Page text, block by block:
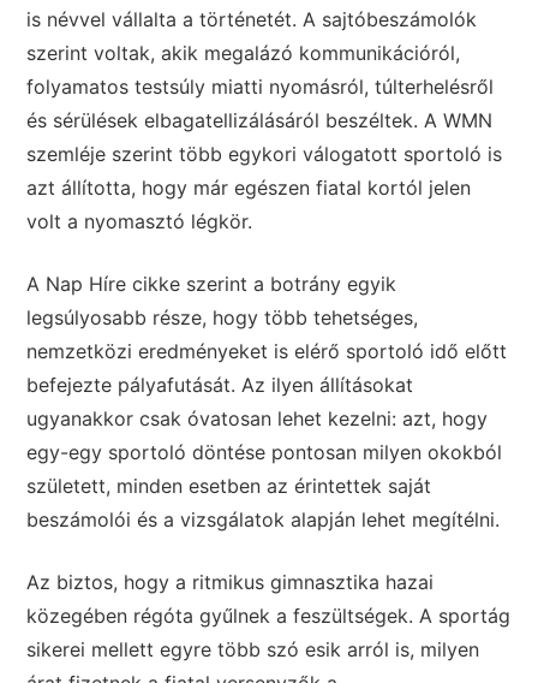
is névvel vállalta a történetét. A sajtóbeszámolók
szerint voltak, akik megalázó kommunikációról,
folyamatos testsúly miatti nyomásról, túlterhelésről
és sérülések elbagatellizálásáról beszéltek. A WMN
szemléje szerint több egykori válogatott sportoló is
azt állította, hogy már egészen fiatal kortól jelen
volt a nyomasztó légkör.
A Nap Híre cikke szerint a botrány egyik
legsúlyosabb része, hogy több tehetséges,
nemzetközi eredményeket is elérő sportoló idő előtt
befejezte pályafutását. Az ilyen állításokat
ugyanakkor csak óvatosan lehet kezelni: azt, hogy
egy-egy sportoló döntése pontosan milyen okokból
született, minden esetben az érintettek saját
beszámolói és a vizsgálatok alapján lehet megítélni.
Az biztos, hogy a ritmikus gimnasztika hazai
közegében régóta gyűlnek a feszültségek. A sportág
sikerei mellett egyre több szó esik arról is, milyen